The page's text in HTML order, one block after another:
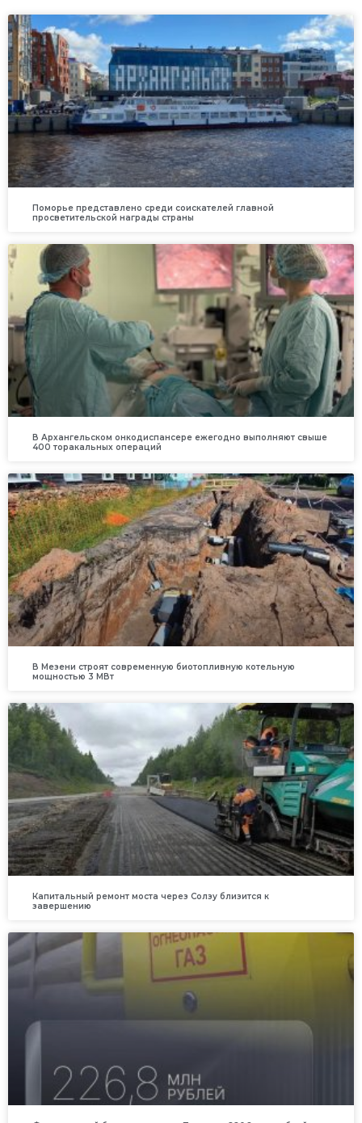
Поморье представлено среди соискателей главной
просветительской награды страны
В Архангельском онкодиспансере ежегодно выполняют свыше
400 торакальных операций
В Мезени строят современную биотопливную котельную
мощностью 3 МВт
Капитальный ремонт моста через Солзу близится к
завершению